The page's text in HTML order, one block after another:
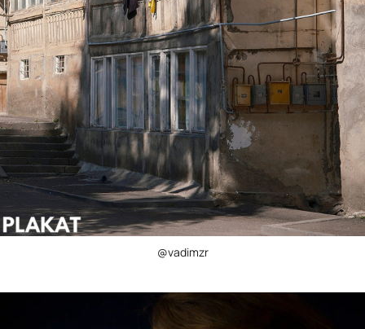
@vadimzr